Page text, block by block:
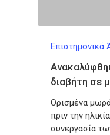
Επιστημονικά
διαβήτη σε
Ορισμένα
πριν την
συνεργασία